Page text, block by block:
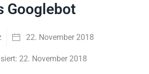
Googlebot
22. November 2018
22. November 2018